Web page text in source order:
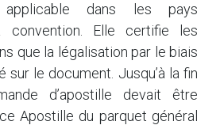
dans les pays
convention. Elle certifie les
que la légalisation par le biais
sur le document. Jusqu’à la fin
d’apostille devait être
Apostille du parquet général